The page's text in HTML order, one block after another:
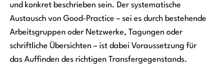
und konkret beschrieben sein. Der systematische
Austausch von Good-Practice – sei es durch bestehende
Arbeitsgruppen oder Netzwerke, Tagungen oder
schriftliche Übersichten – ist dabei Voraussetzung für
das Auffinden des richtigen Transfergegenstands.